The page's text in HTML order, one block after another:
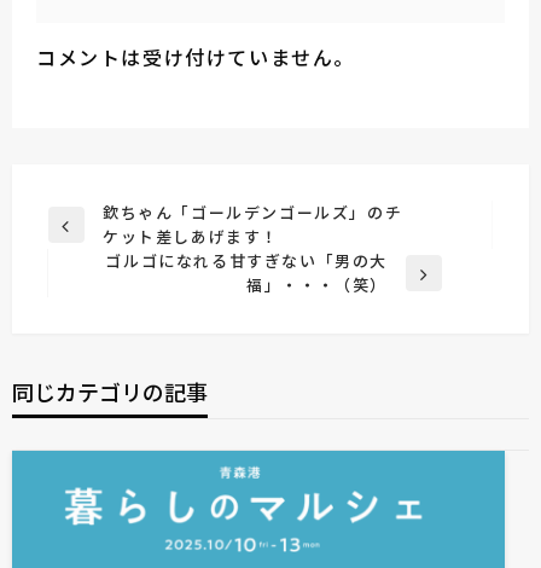
コメントは受け付けていません。
投
ー
シ
ョ
ン
前
欽ちゃん「ゴールデンゴールズ」のチ
ケット差しあげます！
ゴルゴになれる甘すぎない「男の大
福」・・・（笑）
同じカテゴリの記事